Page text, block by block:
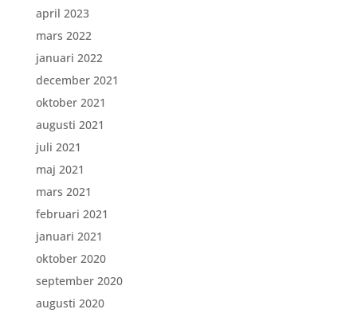
april 2023
mars 2022
januari 2022
december 2021
oktober 2021
augusti 2021
juli 2021
maj 2021
mars 2021
februari 2021
januari 2021
oktober 2020
september 2020
augusti 2020